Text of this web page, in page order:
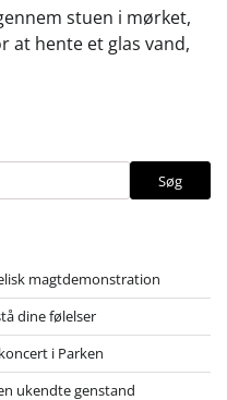
stuen i mørket,
at hente et glas vand,
Søg
magtdemonstration
dine følelser
i Parken
ukendte genstand